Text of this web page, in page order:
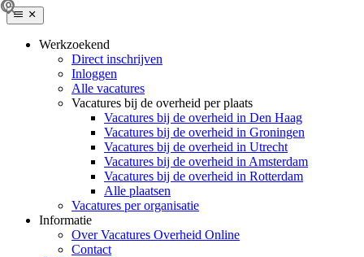
Werkzoekend
Direct inschrijven
Inloggen
Alle vacatures
Vacatures bij de overheid per plaats
Vacatures bij de overheid in Den Haag
Vacatures bij de overheid in Groningen
Vacatures bij de overheid in Utrecht
Vacatures bij de overheid in Amsterdam
Vacatures bij de overheid in Rotterdam
Alle plaatsen
Vacatures per organisatie
Informatie
Over Vacatures Overheid Online
Contact